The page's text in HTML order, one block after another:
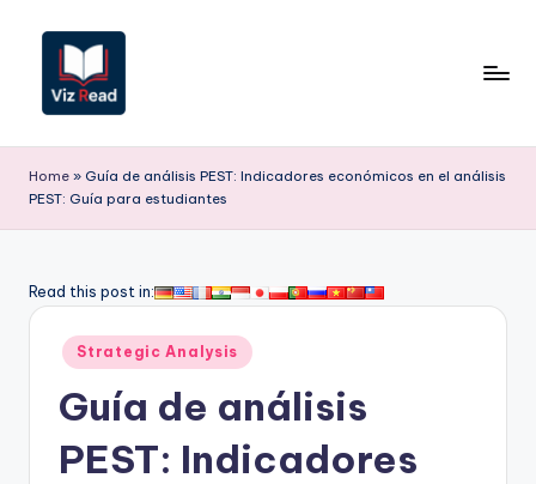
contenido
iz
R
a
Home » Guía de análisis PEST: Indicadores económicos en el análisis
PEST: Guía para estudiantes
Read this post in:
Publicado
en
Strategic Analysis
Guía de análisis
PEST: Indicadores